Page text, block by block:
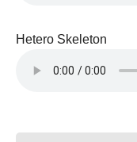
Hetero Skeleton